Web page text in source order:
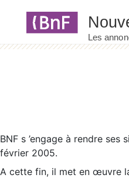
BNF s ’engage à rendre
février 2005.
A cette fin, il met en œuvre